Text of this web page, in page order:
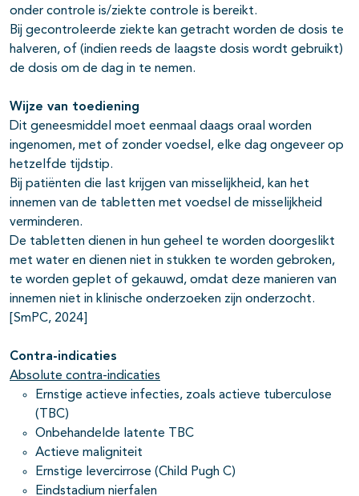
onder controle is/ziekte controle is bereikt.
Bij gecontroleerde ziekte kan getracht worden de dosis te
halveren, of (indien reeds de laagste dosis wordt gebruikt)
de dosis om de dag in te nemen.
Wijze van toediening
Dit geneesmiddel moet eenmaal daags oraal worden
ingenomen, met of zonder voedsel, elke dag ongeveer op
hetzelfde tijdstip.
Bij patiënten die last krijgen van misselijkheid, kan het
innemen van de tabletten met voedsel de misselijkheid
verminderen.
De tabletten dienen in hun geheel te worden doorgeslikt
met water en dienen niet in stukken te worden gebroken,
te worden geplet of gekauwd, omdat deze manieren van
innemen niet in klinische onderzoeken zijn onderzocht.
[SmPC, 2024]
Contra-indicaties
Absolute contra-indicaties
Ernstige actieve infecties, zoals actieve tuberculose
(TBC)
Onbehandelde latente TBC
Actieve maligniteit
Ernstige levercirrose (Child Pugh C)
Eindstadium nierfalen